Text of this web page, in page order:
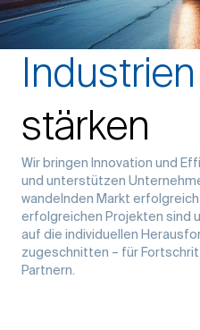
Industrien
stärken
Wir bringen Innovation und
und unterstützen
wandelnden Markt
erfolgreichen Projekten sind
auf die individuellen
zugeschnitten – für
Partnern.